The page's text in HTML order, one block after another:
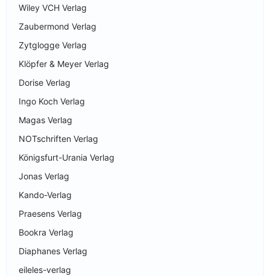
Wiley VCH Verlag
Zaubermond Verlag
Zytglogge Verlag
Klöpfer & Meyer Verlag
Dorise Verlag
Ingo Koch Verlag
Magas Verlag
NOTschriften Verlag
Königsfurt-Urania Verlag
Jonas Verlag
Kando-Verlag
Praesens Verlag
Bookra Verlag
Diaphanes Verlag
eileles-verlag